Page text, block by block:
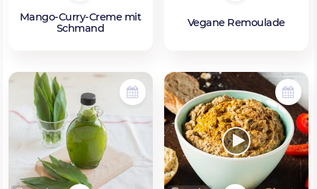
Mango-Curry-Creme mit
Schmand
Vegane Remoulade